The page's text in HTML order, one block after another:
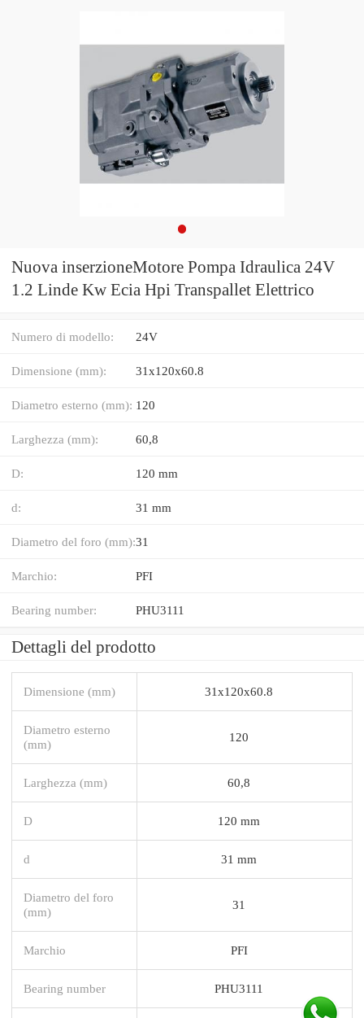
Nuova inserzioneMotore Pompa Idraulica 24V
1.2 Linde Kw Ecia Hpi Transpallet Elettrico
Numero di modello: 24V
Dimensione (mm): 31x120x60.8
Diametro esterno (mm): 120
Larghezza (mm): 60,8
D: 120 mm
d: 31 mm
Diametro del foro (mm):31
Marchio: PFI
Bearing number: PHU3111
Dettagli del prodotto
Dimensione (mm) 31x120x60.8
Diametro esterno
(mm)
120
Larghezza (mm) 60,8
D 120 mm
d 31 mm
Diametro del foro
(mm)
31
Marchio PFI
Bearing number PHU3111